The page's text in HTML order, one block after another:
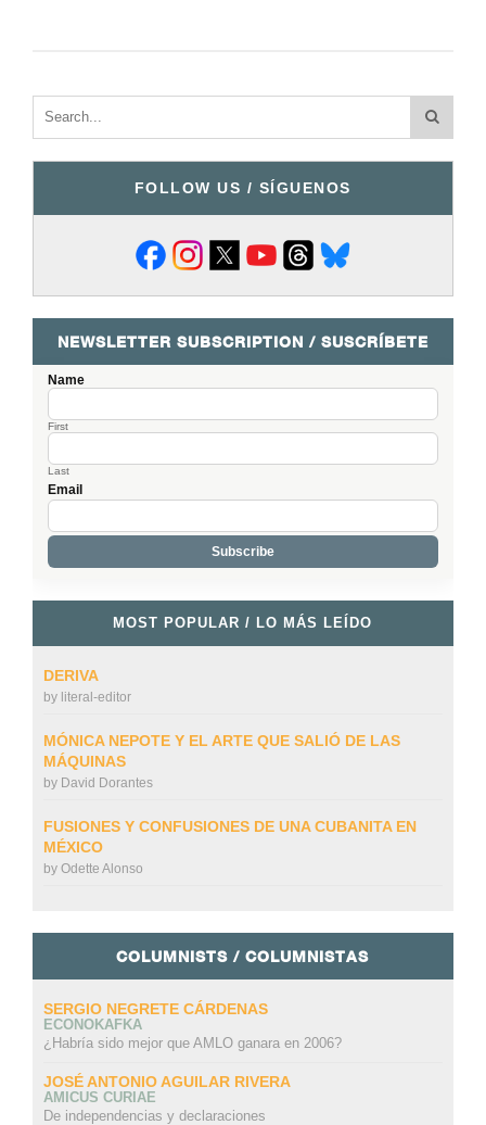
FOLLOW US / SÍGUENOS
NEWSLETTER SUBSCRIPTION / SUSCRÍBETE
Name
First
Last
Email
MOST POPULAR / LO MÁS LEÍDO
DERIVA
by literal-editor
MÓNICA NEPOTE Y EL ARTE QUE SALIÓ DE LAS
MÁQUINAS
by David Dorantes
FUSIONES Y CONFUSIONES DE UNA CUBANITA EN
MÉXICO
by Odette Alonso
COLUMNISTS / COLUMNISTAS
SERGIO NEGRETE CÁRDENAS
ECONOKAFKA
¿Habría sido mejor que AMLO ganara en 2006?
JOSÉ ANTONIO AGUILAR RIVERA
AMICUS CURIAE
De independencias y declaraciones